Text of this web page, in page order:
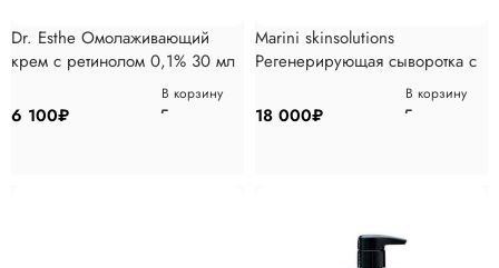
Dr. Esthe Омолаживающий
крем с ретинолом 0,1% 30 мл
6 100₽
В корзину
Marini skinsolutions
Регенерирующая сыворотка с
омоложения кожи 30 гр
18 000₽
В корзину